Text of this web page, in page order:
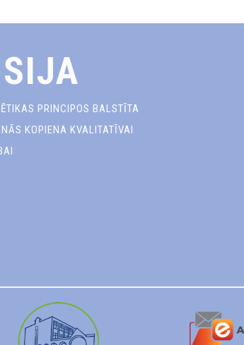
ĒTIKAS PRINCIPOS BALSTĪTA
KOPIENA KVALITATĪVAI